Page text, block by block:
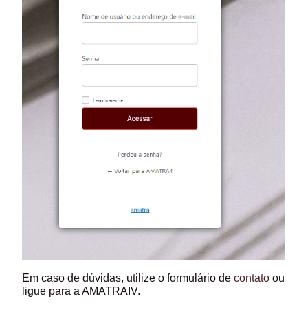
Em caso de dúvidas, utilize o formulário decontato ou
ligue para a AMATRAIV.